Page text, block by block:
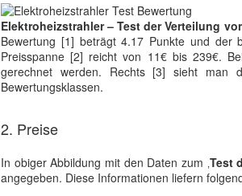
Elektroheizstrahler – Test der Verteilung
Bewertung [1] beträgt 4.17 Punkte und der
Preisspanne [2] reicht von 11€ bis 239€.
gerechnet werden. Rechts [3] sieht man
Bewertungsklassen.
2. Preise
In obiger Abbildung mit den Daten zum ‚ Test
angegeben. Diese Informationen liefern